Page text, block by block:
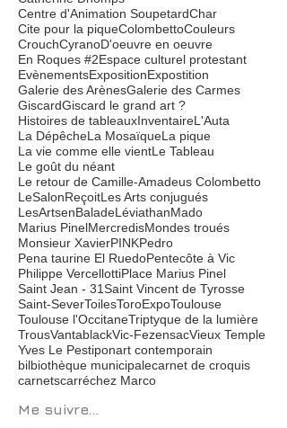
BleusCACCamille Amadeus Colombetto
Camille-Amadeus ColombettoCatherine Aïra
Catherine Dhomps
Centre d'Animation SoupetardChar
Cite pour la piqueColombettoCouleurs
CrouchCyranoD'oeuvre en oeuvre
En Roques #2Espace culturel protestant
EvènementsExpositionExpostition
Galerie des ArènesGalerie des Carmes
GiscardGiscard le grand art ?
Histoires de tableauxInventaireL'Auta
La DépêcheLa Mosaïque
La pique
La vie comme elle vientLe Tableau
Le goût du néant
Le retour de Camille-Amadeus Colombetto
LeSalonReçoitLes Arts conjugués
LesArtsenBaladeLéviathanMado
Marius PinelMercredisMondes troués
Monsieur XavierPINKPedro
Pena taurine El RuedoPentecôte à Vic
Philippe VercellottiPlace Marius Pinel
Saint Jean - 31Saint Vincent de Tyrosse
Saint-SeverToilesToroExpoToulouse
Toulouse l'OccitaneTriptyque de la lumière
TrousVantablackVic-Fezensac Vieux Temple
Yves Le Pestiponart contemporain
bilbiothèque municipale
carnetscarréchez Marco